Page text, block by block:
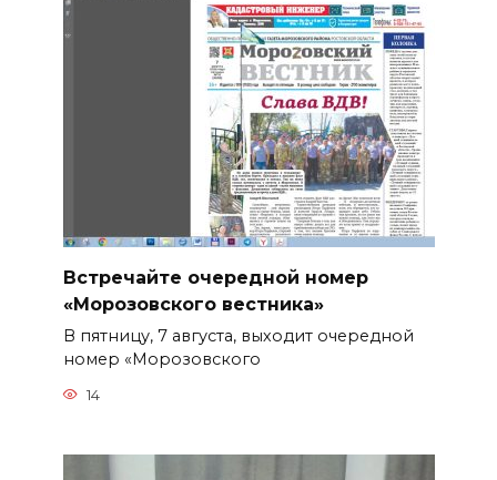
Встречайте очередной номер
«Морозовского вестника»
В пятницу, 7 августа, выходит очередной
номер «Морозовского
14